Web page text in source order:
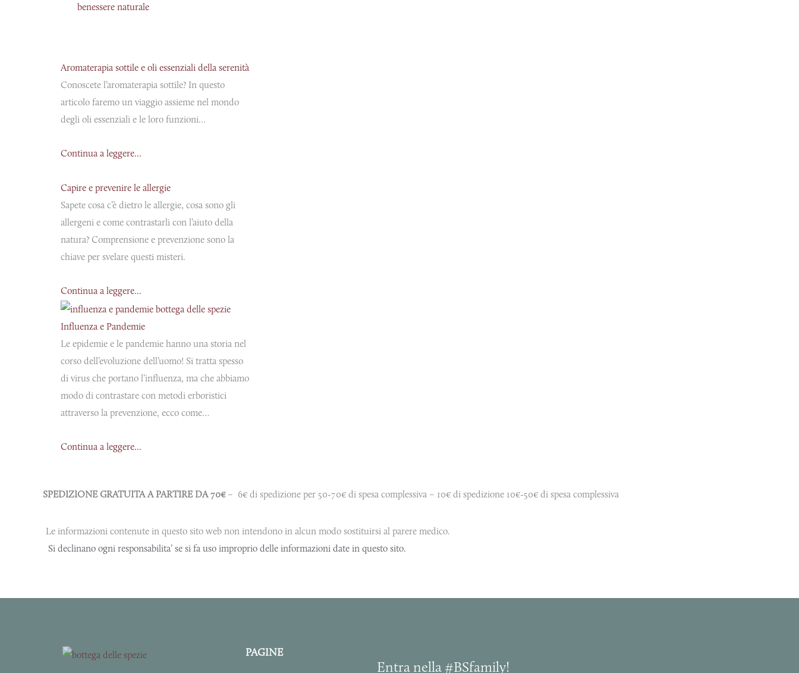
benessere naturale
Aromaterapia sottile e oli essenziali della serenità
Conoscete l’aromaterapia sottile? In questo
articolo faremo un viaggio assieme nel mondo
degli oli essenziali e le loro funzioni…
Continua a leggere...
Capire e prevenire le allergie
Sapete cosa c’è dietro le allergie, cosa sono gli
allergeni e come contrastarli con l’aiuto della
natura? Comprensione e prevenzione sono la
chiave per svelare questi misteri.
Continua a leggere...
Influenza e Pandemie
Le epidemie e le pandemie hanno una storia nel
corso dell’evoluzione dell’uomo! Si tratta spesso
di virus che portano l’influenza, ma che abbiamo
modo di contrastare con metodi erboristici
attraverso la prevenzione, ecco come…
Continua a leggere...
SPEDIZIONE GRATUITA A PARTIRE DA 70€– 6€ di spedizione per 50-70€ di spesa complessiva – 10€ di spedizione 10€-50€ di spesa complessiva
Le informazioni contenute in questo sito web non intendono in alcun modo sostituirsi al parere medico.
Si declinano ogni responsabilita’ se si fa uso improprio delle informazioni date in questo sito.
PAGINE
Entra nella #BSfamily!